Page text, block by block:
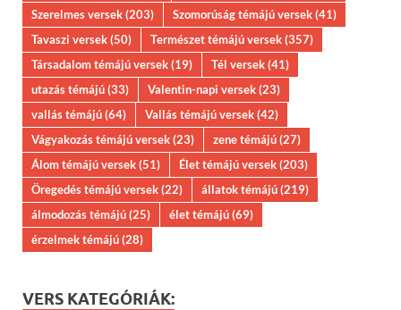
Szerelmes versek(203) Szomorúság témájú versek(41)
Tavaszi versek(50) Természet témájú versek(357)
Társadalom témájú versek(19) Tél versek(41)
utazás témájú(33) Valentin-napi versek(23)
vallás témájú(64) Vallás témájú versek(42)
Vágyakozás témájú versek(23) zene témájú(27)
Álom témájú versek(51) Élet témájú versek(203)
Öregedés témájú versek(22) állatok témájú(219)
álmodozás témájú(25) élet témájú(69)
érzelmek témájú(28)
VERS KATEGÓRIÁK: